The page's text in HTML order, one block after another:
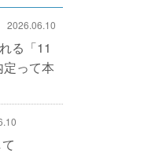
2026.06.10
る「11
って本